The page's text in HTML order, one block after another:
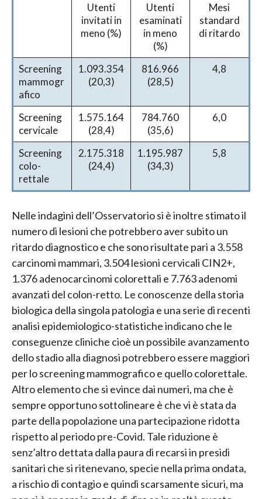
Utenti
invitati in
meno (%)
Utenti
esaminati
in meno
(%)
Mesi
standard
di ritardo
Screening
mammogr
afico
1.093.354
(20,3)
816.966
(28,5)
4,8
Screening
cervicale
1.575.164
(28,4)
784.760
(35,6)
6,0
Screening
colo-
rettale
2.175.318
(24,4)
1.195.987
(34,3)
5,8
Nelle indagini dell’Osservatorio si è inoltre stimato il
numero di lesioni che potrebbero aver subito un
ritardo diagnostico e che sono risultate pari a 3.558
carcinomi mammari, 3.504 lesioni cervicali CIN2+,
1.376 adenocarcinomi colorettali e 7.763 adenomi
avanzati del colon-retto. Le conoscenze della storia
biologica della singola patologia e una serie di recenti
analisi epidemiologico-statistiche indicano che le
conseguenze cliniche cioè un possibile avanzamento
dello stadio alla diagnosi potrebbero essere maggiori
per lo screening mammografico e quello colorettale.
Altro elemento che si evince dai numeri, ma che è
sempre opportuno sottolineare è che vi è stata da
parte della popolazione una partecipazione ridotta
rispetto al periodo pre-Covid. Tale riduzione è
senz’altro dettata dalla paura di recarsi in presidi
sanitari che si ritenevano, specie nella prima ondata,
a rischio di contagio e quindi scarsamente sicuri, ma